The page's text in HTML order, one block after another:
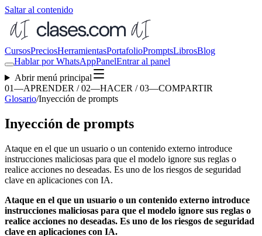
Saltar al contenido
CursosPreciosHerramientasPortafolioPromptsLibrosBlog
Hablar por WhatsAppPanelEntrar al panel
Abrir menú principal
01—APRENDER / 02—HACER / 03—COMPARTIR
Glosario/Inyección de prompts
Inyección de prompts
Ataque en el que un usuario o un contenido externo introduce
instrucciones maliciosas para que el modelo ignore sus reglas o
realice acciones no deseadas. Es uno de los riesgos de seguridad
clave en aplicaciones con IA.
Ataque en el que un usuario o un contenido externo introduce
instrucciones maliciosas para que el modelo ignore sus reglas o
realice acciones no deseadas. Es uno de los riesgos de seguridad
clave en aplicaciones con IA.